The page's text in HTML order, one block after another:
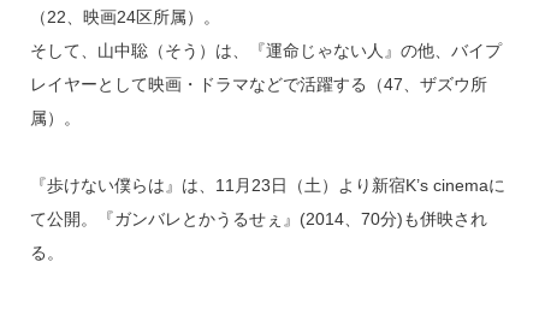
（22、映画24区所属）。
そして、山中聡（そう）は、『運命じゃない人』の他、バイプ
レイヤーとして映画・ドラマなどで活躍する（47、ザズウ所
属）。
『歩けない僕らは』は、11月23日（土）より新宿K’s cinemaに
て公開。『ガンバレとかうるせぇ』(2014、70分)も併映され
る。